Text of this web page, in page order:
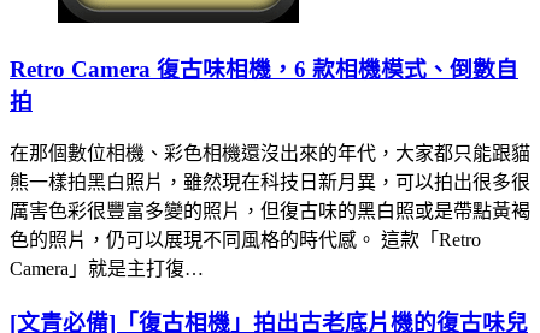
Retro Camera 復古味相機，6 款相機模式、倒數自
拍
在那個數位相機、彩色相機還沒出來的年代，大家都只能跟貓
熊一樣拍黑白照片，雖然現在科技日新月異，可以拍出很多很
厲害色彩很豐富多變的照片，但復古味的黑白照或是帶點黃褐
色的照片，仍可以展現不同風格的時代感。 這款「Retro
Camera」就是主打復…
[文青必備]「復古相機」拍出古老底片機的復古味兒